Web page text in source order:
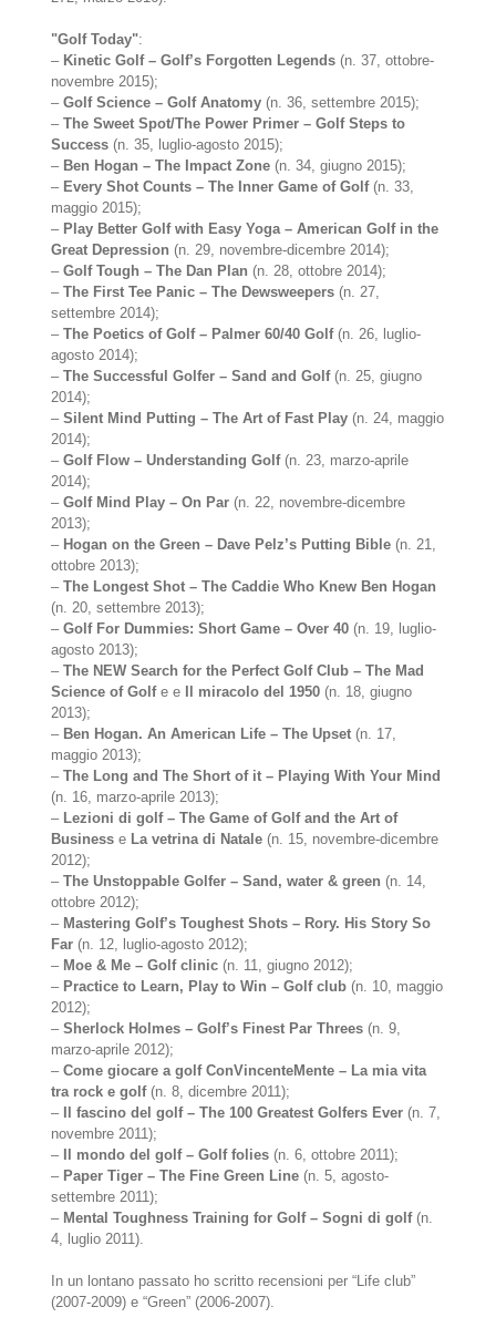
"Golf Today":
– Kinetic Golf – Golf’s Forgotten Legends (n. 37, ottobre-
novembre 2015);
–Golf Science – Golf Anatomy (n. 36, settembre 2015);
–The Sweet Spot/The Power Primer – Golf Steps to
Success (n. 35, luglio-agosto 2015);
– Ben Hogan – The Impact Zone (n. 34, giugno 2015);
– Every Shot Counts – The Inner Game of Golf(n. 33,
maggio 2015);
– Play Better Golf with Easy Yoga – American Golf in the
Great Depression (n. 29, novembre-dicembre 2014);
–Golf Tough – The Dan Plan (n. 28, ottobre 2014);
–The First Tee Panic – The Dewsweepers (n. 27,
settembre 2014);
–The Poetics of Golf – Palmer 60/40 Golf(n. 26, luglio-
agosto 2014);
–The Successful Golfer – Sand and Golf(n. 25, giugno
2014);
–Silent Mind Putting – The Art of Fast Play (n. 24, maggio
2014);
–Golf Flow – Understanding Golf(n. 23, marzo-aprile
2014);
–Golf Mind Play – On Par (n. 22, novembre-dicembre
2013);
– Hogan on the Green – Dave Pelz’s Putting Bible (n. 21,
ottobre 2013);
–The Longest Shot – The Caddie Who Knew Ben Hogan
(n. 20, settembre 2013);
–Golf For Dummies: Short Game – Over 40 (n. 19, luglio-
agosto 2013);
–The NEW Search for the Perfect Golf Club – The Mad
Science of Golfe e Il miracolo del 1950 (n. 18, giugno
2013);
– Ben Hogan. An American Life – The Upset (n. 17,
maggio 2013);
–The Long and The Short of it – Playing With Your Mind
(n. 16, marzo-aprile 2013);
– Lezioni di golf – The Game of Golf and the Art of
Business e La vetrina di Natale (n. 15, novembre-dicembre
2012);
–The Unstoppable Golfer – Sand, water & green (n. 14,
ottobre 2012);
– Mastering Golf’s Toughest Shots – Rory. His Story So
Far (n. 12, luglio-agosto 2012);
– Moe & Me – Golf clinic (n. 11, giugno 2012);
– Practice to Learn, Play to Win – Golf club (n. 10, maggio
2012);
–Sherlock Holmes – Golf’s Finest Par Threes (n. 9,
marzo-aprile 2012);
–Come giocare a golf ConVincenteMente – La mia vita
tra rock e golf(n. 8, dicembre 2011);
–
Il fascino del golf – The 100 Greatest Golfers Ever (n. 7,
novembre 2011);
–
Il mondo del golf – Golf folies (n. 6, ottobre 2011);
– Paper Tiger – The Fine Green Line (n. 5, agosto-
settembre 2011);
– Mental Toughness Training for Golf – Sogni di golf(n.
4, luglio 2011).
In un lontano passato ho scritto recensioni per “Life club”
(2007-2009) e “Green” (2006-2007).